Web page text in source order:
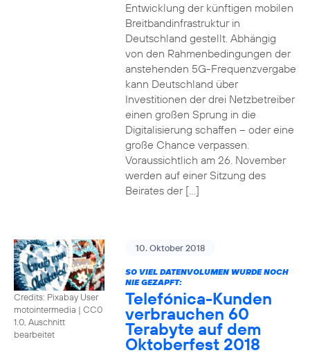
Entwicklung der künftigen mobilen
Breitbandinfrastruktur in
Deutschland gestellt. Abhängig
von den Rahmenbedingungen der
anstehenden 5G-Frequenzvergabe
kann Deutschland über
Investitionen der drei Netzbetreiber
einen großen Sprung in die
Digitalisierung schaffen – oder eine
große Chance verpassen.
Voraussichtlich am 26. November
werden auf einer Sitzung des
Beirates der […]
Credits: Pixabay User
motointermedia | CC0
1.0, Auschnitt
bearbeitet
10. Oktober 2018
SO VIEL DATENVOLUMEN WURDE NOCH
NIE GEZAPFT:
Telefónica-Kunden
verbrauchen 60
Terabyte auf dem
Oktoberfest 2018